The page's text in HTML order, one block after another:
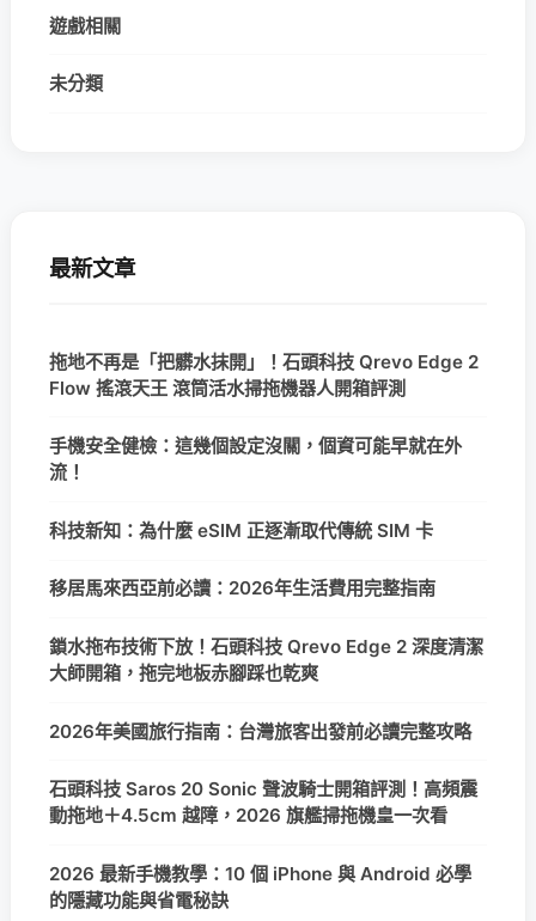
遊戲相關
未分類
最新文章
拖地不再是「把髒水抹開」！石頭科技 Qrevo Edge 2
Flow 搖滾天王 滾筒活水掃拖機器人開箱評測
手機安全健檢：這幾個設定沒關，個資可能早就在外
流！
科技新知：為什麼 eSIM 正逐漸取代傳統 SIM 卡
移居馬來西亞前必讀：2026年生活費用完整指南
鎖水拖布技術下放！石頭科技 Qrevo Edge 2 深度清潔
大師開箱，拖完地板赤腳踩也乾爽
2026年美國旅行指南：台灣旅客出發前必讀完整攻略
石頭科技 Saros 20 Sonic 聲波騎士開箱評測！高頻震
動拖地＋4.5cm 越障，2026 旗艦掃拖機皇一次看
2026 最新手機教學：10 個 iPhone 與 Android 必學
的隱藏功能與省電秘訣